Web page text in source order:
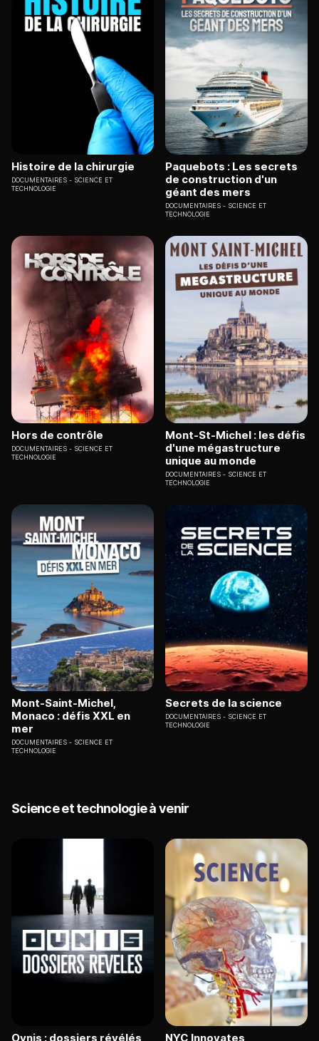
Histoire de la chirurgie
DOCUMENTAIRES
SCIENCE ET
TECHNOLOGIE
Paquebots : Les secrets
de construction d'un
géant des mers
DOCUMENTAIRES
SCIENCE ET
TECHNOLOGIE
Hors de contrôle
DOCUMENTAIRES
SCIENCE ET
TECHNOLOGIE
Mont-St-Michel : les défis
d'une mégastructure
unique au monde
DOCUMENTAIRES
SCIENCE ET
TECHNOLOGIE
Mont-Saint-Michel,
Monaco : défis XXL en
mer
DOCUMENTAIRES
SCIENCE ET
TECHNOLOGIE
Secrets de la science
DOCUMENTAIRES
SCIENCE ET
TECHNOLOGIE
Science et technologie à venir
Ovnis : dossiers révélés NYC Innovates